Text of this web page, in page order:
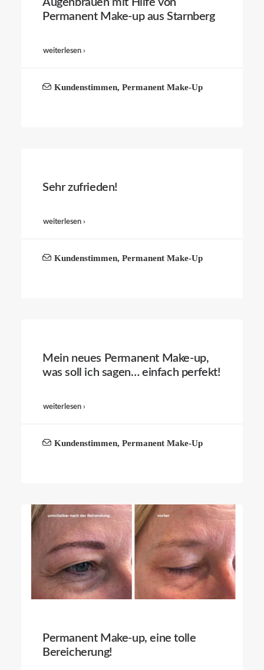
Augenbrauen mit Hilfe von
Permanent Make-up aus Starnberg
weiterlesen ›
Kundenstimmen, Permanent Make-Up
Sehr zufrieden!
weiterlesen ›
Kundenstimmen, Permanent Make-Up
Mein neues Permanent Make-up,
was soll ich sagen… einfach perfekt!
weiterlesen ›
Kundenstimmen, Permanent Make-Up
Permanent Make-up, eine tolle
Bereicherung!